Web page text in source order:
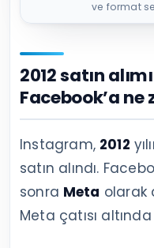
ve format
2012 satın
Facebook’a
Instagram, 2012
satın alındı.
sonra Meta olarak
Meta çatısı